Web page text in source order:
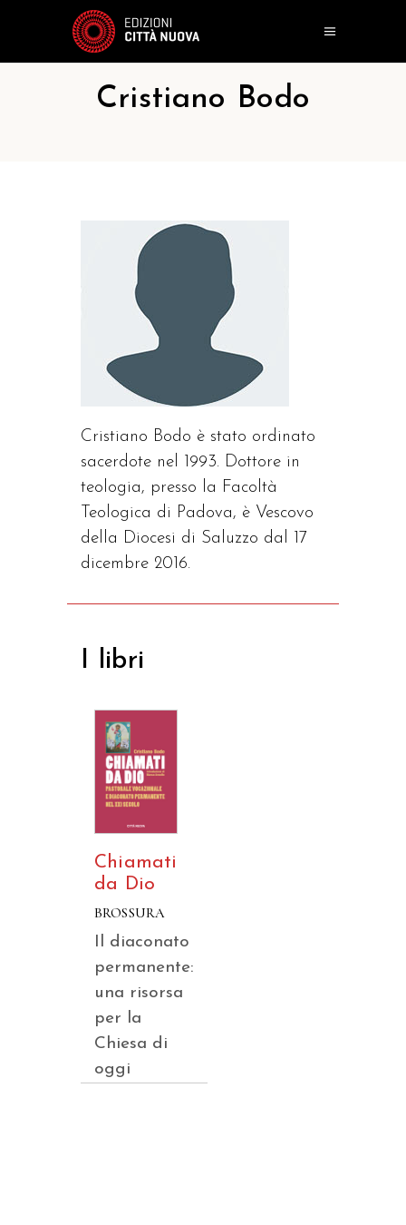
Cristiano Bodo
Cristiano Bodo è stato ordinato
sacerdote nel 1993. Dottore in
teologia, presso la Facoltà
Teologica di Padova, è Vescovo
della Diocesi di Saluzzo dal 17
dicembre 2016.
I libri
Chiamati
da Dio
BROSSURA
Il diaconato
permanente:
una risorsa
per la
Chiesa di
oggi